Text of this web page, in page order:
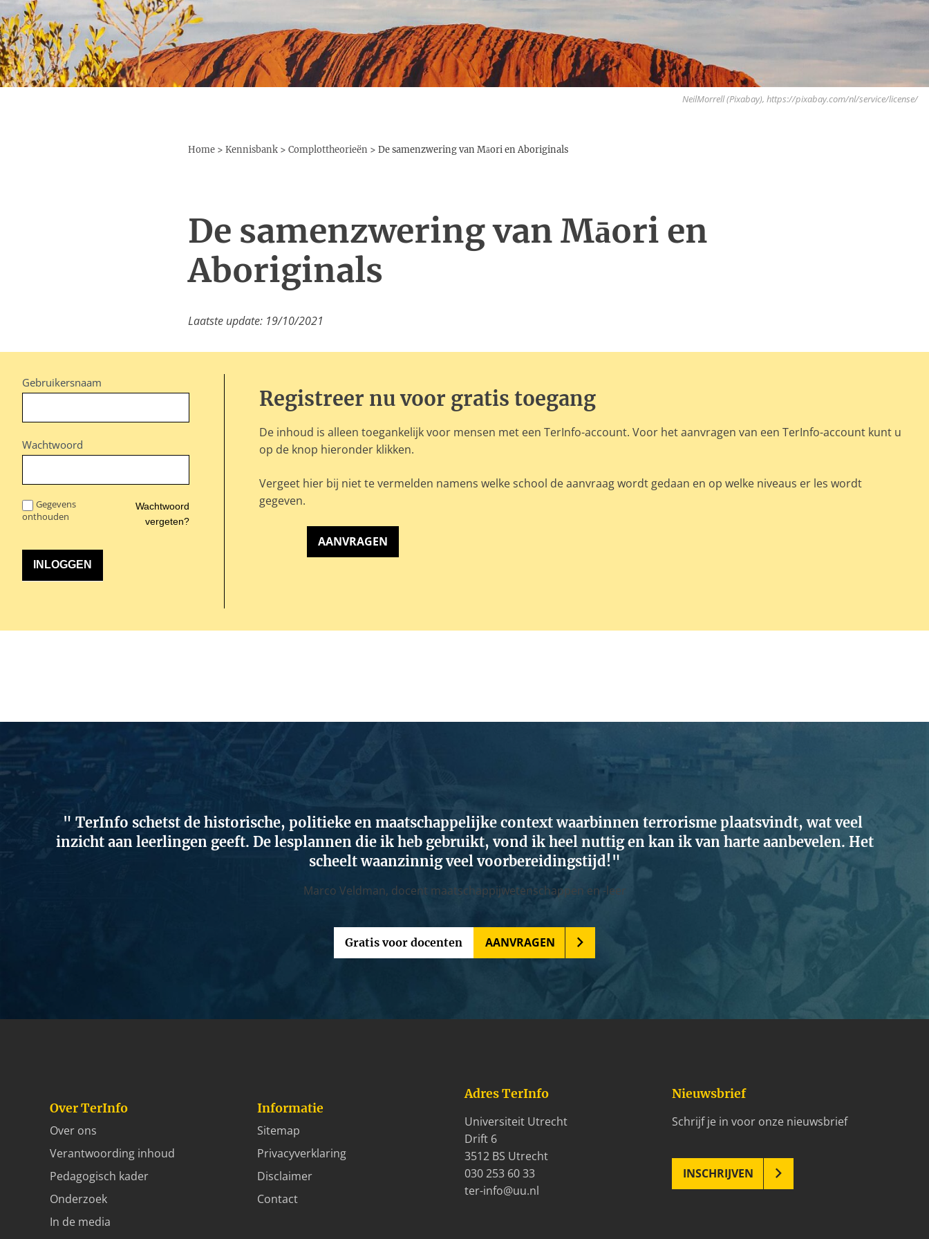
NeilMorrell (Pixabay), https://pixabay.com/nl/service/license/
Home > Kennisbank > Complottheorieën > De samenzwering van Māori en Aboriginals
De samenzwering van Māori en
Aboriginals
Laatste update: 19/10/2021
Gebruikersnaam
Wachtwoord
Gegevens
onthouden
Wachtwoord
vergeten?
Registreer nu voor gratis toegang
De inhoud is alleen toegankelijk voor mensen met een TerInfo-account. Voor het aanvragen van een TerInfo-account kunt u
op de knop hieronder klikken.
Vergeet hier bij niet te vermelden namens welke school de aanvraag wordt gedaan en op welke niveaus er les wordt
gegeven.
AANVRAGEN
TerInfo schetst de historische, politieke en maatschappelijke context waarbinnen terrorisme plaatsvindt, wat veel
inzicht aan leerlingen geeft. De lesplannen die ik heb gebruikt, vond ik heel nuttig en kan ik van harte aanbevelen. Het
scheelt waanzinnig veel voorbereidingstijd!
Marco Veldman, docent maatschappijwetenschappen en -leer
Gratis voor docenten AANVRAGEN
Over TerInfo
Over ons
Verantwoording inhoud
Pedagogisch kader
Onderzoek
In de media
Informatie
Sitemap
Privacyverklaring
Disclaimer
Contact
Adres TerInfo
Universiteit Utrecht
Drift 6
3512 BS Utrecht
030 253 60 33
ter-info@uu.nl
Nieuwsbrief
Schrijf je in voor onze nieuwsbrief
INSCHRIJVEN